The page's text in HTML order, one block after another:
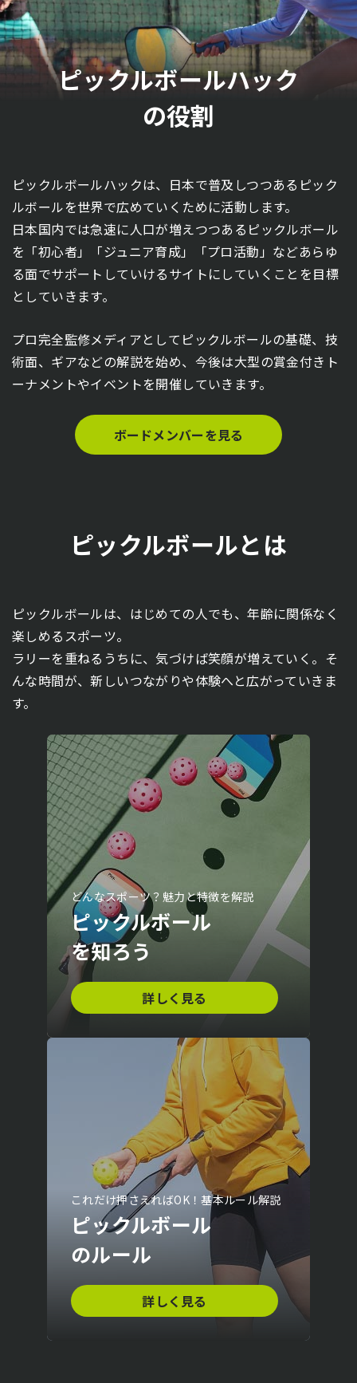
ピックルボールハック
の役割
ピックルボールハックは、日本で普及しつつあるピック
ルボールを世界で広めていくために活動します。
日本国内では急速に人口が増えつつあるピックルボール
を「初心者」「ジュニア育成」「プロ活動」などあらゆ
る面でサポートしていけるサイトにしていくことを目標
としていきます。
プロ完全監修メディアとしてピックルボールの基礎、技
術面、ギアなどの解説を始め、今後は大型の賞金付きト
ーナメントやイベントを開催していきます。
ボードメンバーを見る
ピックルボールとは
ピックルボールは、はじめての人でも、年齢に関係なく
楽しめるスポーツ。
ラリーを重ねるうちに、気づけば笑顔が増えていく。そ
んな時間が、新しいつながりや体験へと広がっていきま
す。
どんなスポーツ？魅力と特徴を解説
ピックルボール
を知ろう
詳しく見る
これだけ押さえればOK！基本ルール解説
ピックルボール
のルール
詳しく見る